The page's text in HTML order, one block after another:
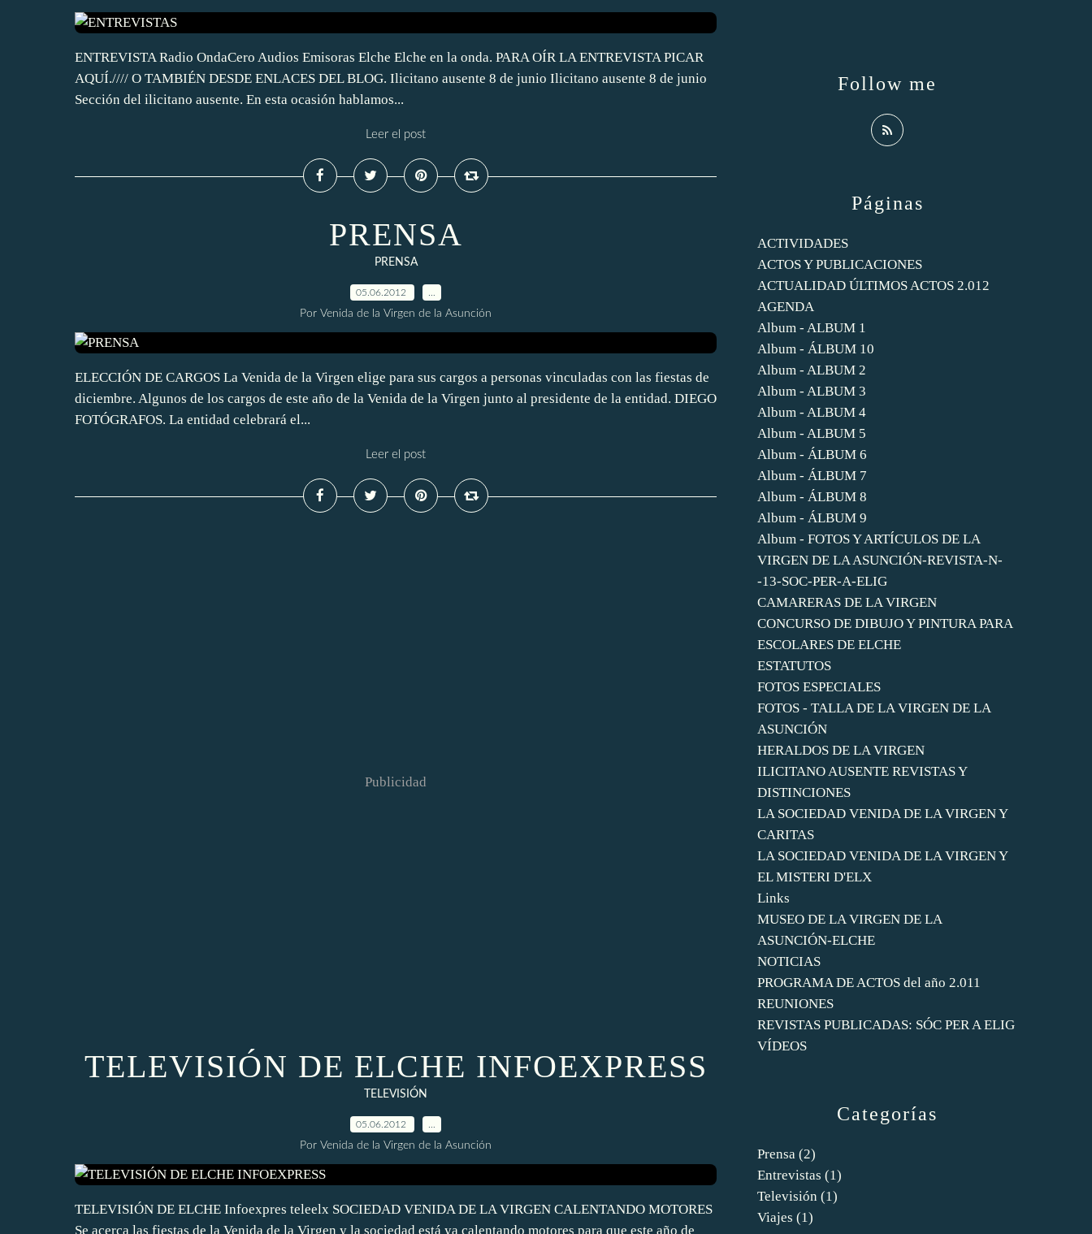
ENTREVISTA Radio OndaCero Audios Emisoras Elche Elche en la onda. PARA OÍR LA ENTREVISTA PICAR
AQUÍ.//// O TAMBIÉN DESDE ENLACES DEL BLOG. Ilicitano ausente 8 de junio Ilicitano ausente 8 de junio
Sección del ilicitano ausente. En esta ocasión hablamos...
Leer el post
PRENSA
PRENSA
05.06.2012
Por Venida de la Virgen de la Asunción
ELECCIÓN DE CARGOS La Venida de la Virgen elige para sus cargos a personas vinculadas con las fiestas de
diciembre. Algunos de los cargos de este año de la Venida de la Virgen junto al presidente de la entidad. DIEGO
FOTÓGRAFOS. La entidad celebrará el...
Leer el post
Publicidad
TELEVISIÓN DE ELCHE INFOEXPRESS
TELEVISIÓN
05.06.2012
Por Venida de la Virgen de la Asunción
TELEVISIÓN DE ELCHE Infoexpres teleelx SOCIEDAD VENIDA DE LA VIRGEN CALENTANDO MOTORES
Se acerca las fiestas de la Venida de la Virgen y la sociedad está ya calentando motores para que este año de
Categorías
Prensa (2)
Entrevistas (1)
Televisión (1)
Viajes (1)
Páginas
ACTIVIDADES
ACTOS Y PUBLICACIONES
ACTUALIDAD ÚLTIMOS ACTOS 2.012
AGENDA
Album - ALBUM 1
Album - ÁLBUM 10
Album - ALBUM 2
Album - ALBUM 3
Album - ALBUM 4
Album - ALBUM 5
Album - ÁLBUM 6
Album - ÁLBUM 7
Album - ÁLBUM 8
Album - ÁLBUM 9
Album - FOTOS Y ARTÍCULOS DE LA
VIRGEN DE LA ASUNCIÓN-REVISTA-N-
-13-SOC-PER-A-ELIG
CAMARERAS DE LA VIRGEN
CONCURSO DE DIBUJO Y PINTURA PARA
ESCOLARES DE ELCHE
ESTATUTOS
FOTOS ESPECIALES
FOTOS - TALLA DE LA VIRGEN DE LA
ASUNCIÓN
HERALDOS DE LA VIRGEN
ILICITANO AUSENTE REVISTAS Y
DISTINCIONES
LA SOCIEDAD VENIDA DE LA VIRGEN Y
CARITAS
LA SOCIEDAD VENIDA DE LA VIRGEN Y
EL MISTERI D'ELX
Links
MUSEO DE LA VIRGEN DE LA
ASUNCIÓN-ELCHE
NOTICIAS
PROGRAMA DE ACTOS del año 2.011
REUNIONES
REVISTAS PUBLICADAS: SÓC PER A ELIG
VÍDEOS
Follow me